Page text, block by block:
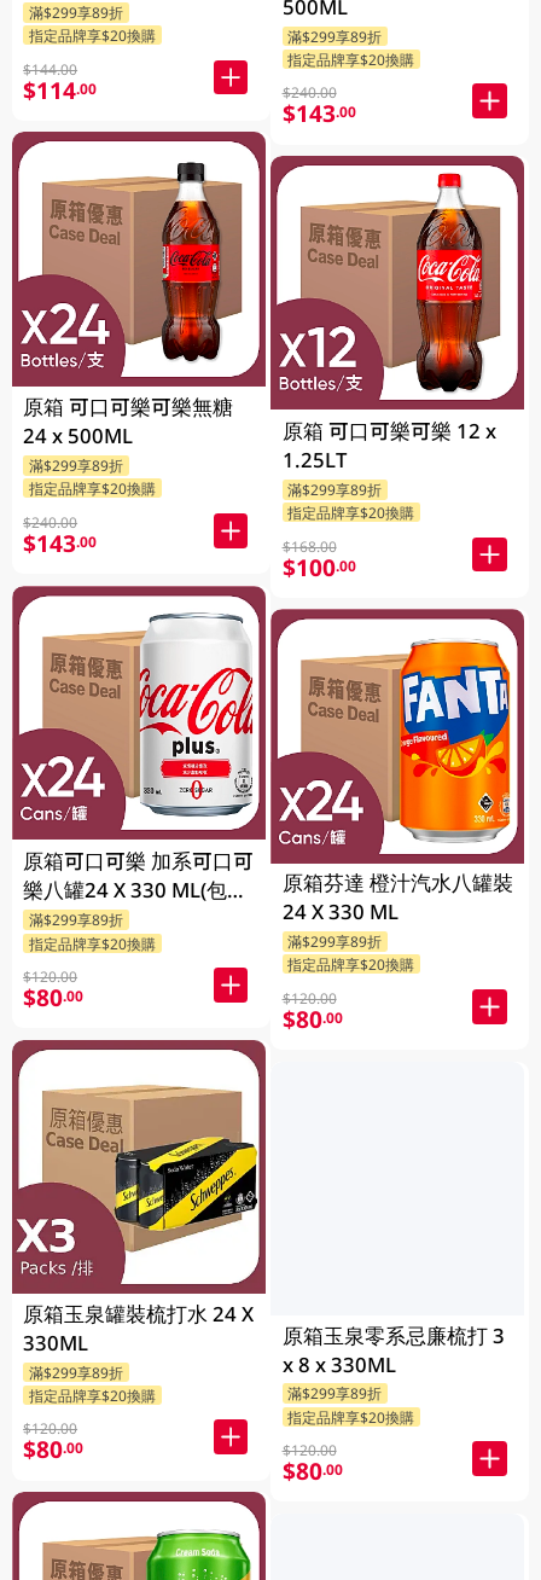
滿$299享89折
指定品牌享$20換購
$144.00
$114.00
原箱 可口可樂可樂無糖
24 x 500ML
滿$299享89折
指定品牌享$20換購
$240.00
$143.00
原箱可口可樂 加系可口可
樂八罐24 X 330 ML(包裝
隨機發送)
滿$299享89折
指定品牌享$20換購
$120.00
$80.00
原箱玉泉罐裝梳打水 24 X
330ML
滿$299享89折
指定品牌享$20換購
$120.00
$80.00
500ML
滿$299享89折
指定品牌享$20換購
$240.00
$143.00
原箱 可口可樂可樂 12 x
1.25LT
滿$299享89折
指定品牌享$20換購
$168.00
$100.00
原箱芬達 橙汁汽水八罐裝
24 X 330 ML
滿$299享89折
指定品牌享$20換購
$120.00
$80.00
原箱玉泉零系忌廉梳打 3
x 8 x 330ML
滿$299享89折
指定品牌享$20換購
$120.00
$80.00